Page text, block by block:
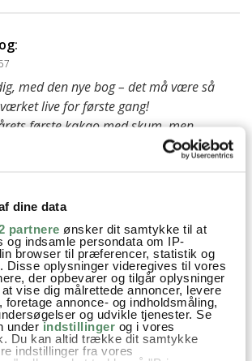
dine data
partnere ønsker dit samtykke til at
og indsamle persondata om IP-
browser til præferencer, statistik og
Disse oplysninger videregives til vores
der opbevarer og tilgår oplysninger
vise dig målrettede annoncer, levere
foretage annonce- og indholdsmåling,
og udvikle tjenester. Se
underindstillinger og i vores
Du kan altid trække dit samtykke
indstillinger fra vores
:
med den nye bog – det må være så
live for første gang!
første kakao med skum, men
jeg ikke nået at skyde i gang; det bliver
Kympel:
2020 kl. 11:48
at få dit ugentlige nyhedsbrev og læse
Mit barnebarn ønskede sig din bog,
havde fødselsdag i juni. den blev hun
for, og næste dag blev en dejlig ret
serveret for hele familien. Så nu